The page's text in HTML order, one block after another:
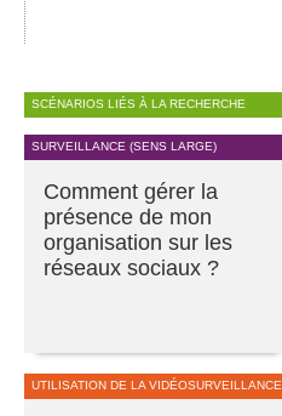
SCÉNARIOS LIÉS À LA RECHERCHE
SURVEILLANCE (SENS LARGE)
Comment gérer la
présence de mon
organisation sur les
réseaux sociaux ?
UTILISATION DE LA VIDÉOSURVEILLANCE